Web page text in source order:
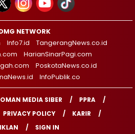
NETWORK
Info7.id
TangerangNews.co.id
HarianSinarPagi.com
PoskotaNews.co.id
InfoPublik.co
MEDIA SIBER
PPRA
PRIVACY POLICY
KARIR
SIGN IN